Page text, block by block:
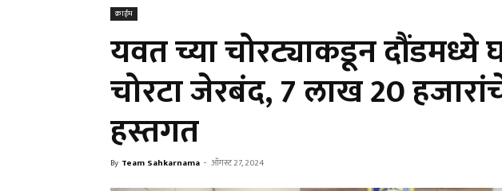
क्राईम
यवत च्या चोरट्याकडून दौंडमध्ये
चोरटा जेरबंद, 7 लाख 20
हस्तगत
By Team Sahkarnama - ऑगस्ट 27, 2024